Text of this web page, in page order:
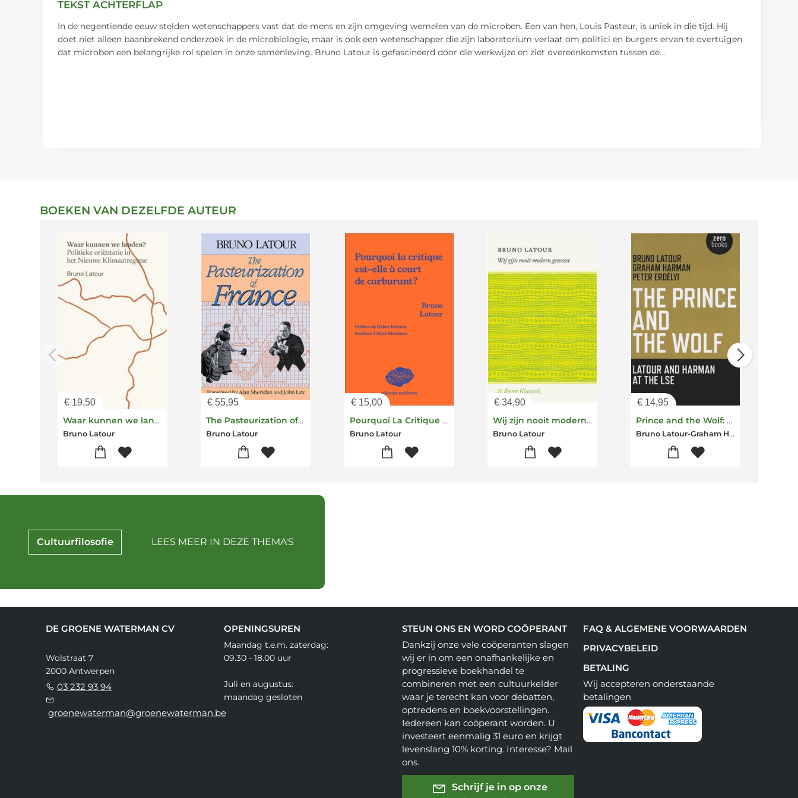
TEKST ACHTERFLAP
In de negentiende eeuw stelden wetenschappers vast dat de mens en zijn omgeving wemelen van de microben. Een van hen, Louis Pasteur, is uniek in die tijd. Hij
doet niet alleen baanbrekend onderzoek in de microbiologie, maar is ook een wetenschapper die zijn laboratorium verlaat om politici en burgers ervan te overtuigen
dat microben een belangrijke rol spelen in onze samenleving. Bruno Latour is gefascineerd door die werkwijze en ziet overeenkomsten tussen de...
BOEKEN VAN DEZELFDE AUTEUR
€ 19,50
Waar kunnen we landen?
Bruno Latour
€ 55,95
The Pasteurization of France
Bruno Latour
€15,00
Pourquoi La Critique Est-elle A Court De Carburant?
Bruno Latour
€34,90
Wij zijn nooit modern geweest
Bruno Latour
€ 14,95
Prince and the Wolf: Latour and Harman at the LSE, The
Bruno Latour-Graham Harman
Cultuurfilosofie LEES MEER IN DEZE THEMA'S
DE GROENE WATERMAN CV
Wolstraat 7
2000 Antwerpen
03 232 93 94
groenewaterman@groenewaterman.be
OPENINGSUREN
Maandag t.e.m. zaterdag:
09.30 - 18.00 uur
Juli en augustus:
maandag gesloten
STEUN ONS EN WORD COÖPERANT
Dankzij onze vele coöperanten slagen
wij er in om een onafhankelijke en
progressieve boekhandel te
combineren met een cultuurkelder
waar je terecht kan voor debatten,
optredens en boekvoorstellingen.
Iedereen kan coöperant worden. U
investeert eenmalig 31 euro en krijgt
levenslang 10% korting. Interesse? Mail
ons.
Schrijf je in op onze
FAQ & ALGEMENE VOORWAARDEN
PRIVACYBELEID
BETALING
Wij accepteren onderstaande
betalingen